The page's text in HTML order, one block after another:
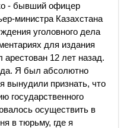
- бывший офицер
министра Казахстана
уголовного дела
для издания
12 лет назад.
Я был абсолютно
вынудили признать, что
государственного
осуществить в
в тюрьму, где я